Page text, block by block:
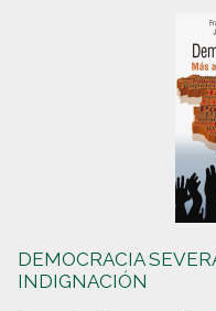
DEMOCRACIA
INDIGNACIÓN